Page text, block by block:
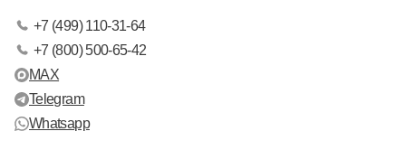
+7 (499) 110-31-64
+7 (800) 500-65-42
MAX
Telegram
Whatsapp